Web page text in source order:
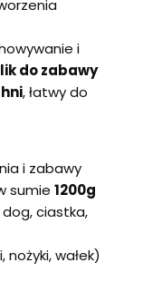
i
do zabawy
, łatwy do
i zabawy
sumie 1200g
ciastka,
wałek)